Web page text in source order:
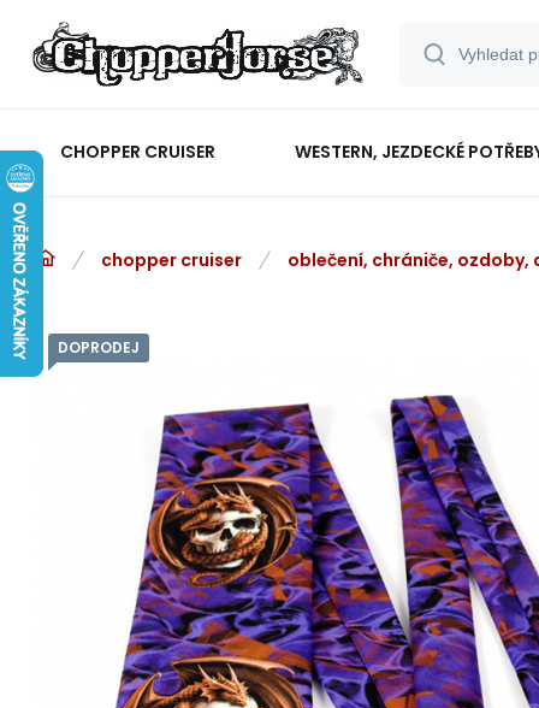
CHOPPER CRUISER WESTERN, JEZDECKÉ
chopper cruiser oblečení, chrániče, ozdoby,
DOPRODEJ